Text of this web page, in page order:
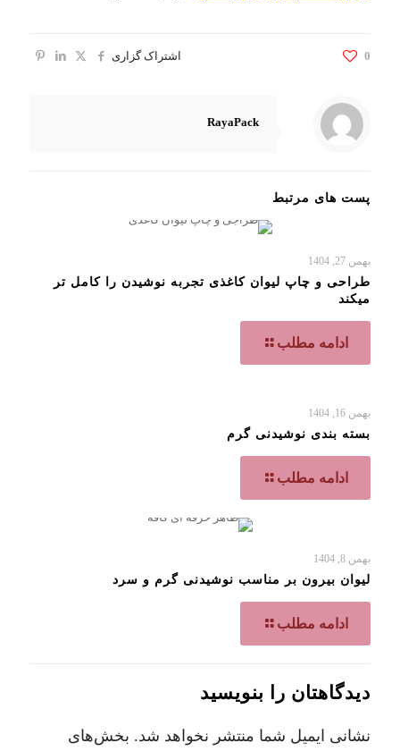
اشتراک گزاری 0
RayaPack
پست های مرتبط
بهمن 27, 1404
طراحی و چاپ لیوان کاغذی تجربه نوشیدن را کامل تر
میکند
ادامه مطلب
بهمن 16, 1404
بسته بندی نوشیدنی گرم
ادامه مطلب
بهمن 8, 1404
لیوان بیرون بر مناسب نوشیدنی گرم و سرد
ادامه مطلب
دیدگاهتان را بنویسید
نشانی ایمیل شما منتشر نخواهد شد. بخش‌های